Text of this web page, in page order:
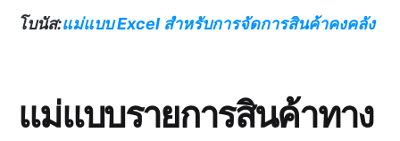
โบนัส:แม่แบบ Excel สำหรับการจัดการสินค้าคงคลัง
แม่แบบรายการสินค้าทาง